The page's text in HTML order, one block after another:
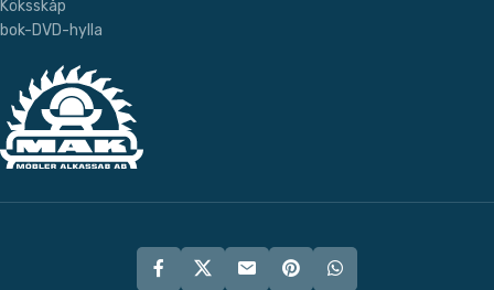
Köksskåp
bok-DVD-hylla